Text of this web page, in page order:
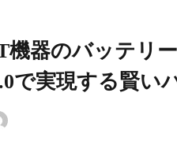
機器のバッテリ
で実現する賢い